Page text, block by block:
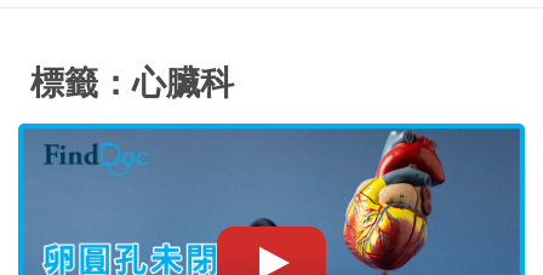
標籤：心臟科